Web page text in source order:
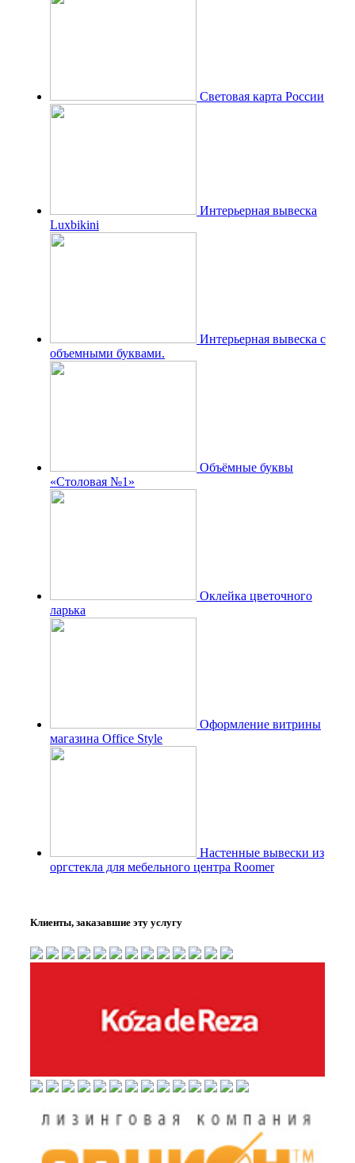
Световая карта России
Интерьерная вывеска
Luxbikini
Интерьерная вывеска с
объемными буквами.
Объёмные буквы
«Столовая №1»
Оклейка цветочного
ларька
Оформление витрины
магазина Office Style
Настенные вывески из
оргстекла для мебельного центра Roomer
Клиенты, заказавшие эту услугу